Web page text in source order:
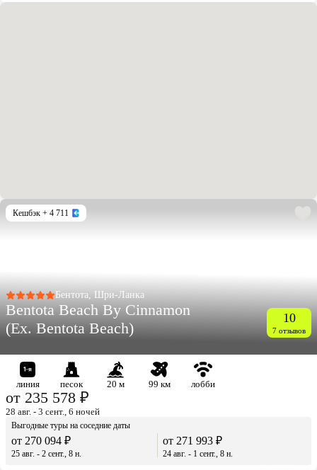
Кешбэк + 4 711
Бентота, Шри-Ланка
Bentota Beach By Cinnamon
(Ex. Bentota Beach)
10
7 отзывов
линия песок 20 м 99 км лобби
от 235 578 ₽
28 авг. - 3 сент., 6 ночей
Выгодные туры на соседние даты
от 270 094 ₽
25 авг. - 2 сент., 8 н.
от 271 993 ₽
24 авг. - 1 сент., 8 н.